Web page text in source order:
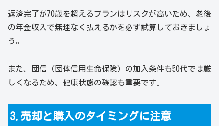
返済完了が70歳を超えるプランはリスクが高いため、老後
の年金収入で無理なく払えるかを必ず試算しておきましょ
う。
また、団信（団体信用生命保険）の加入条件も50代では厳
しくなるため、健康状態の確認も重要です。
3.売却と購入のタイミングに注意